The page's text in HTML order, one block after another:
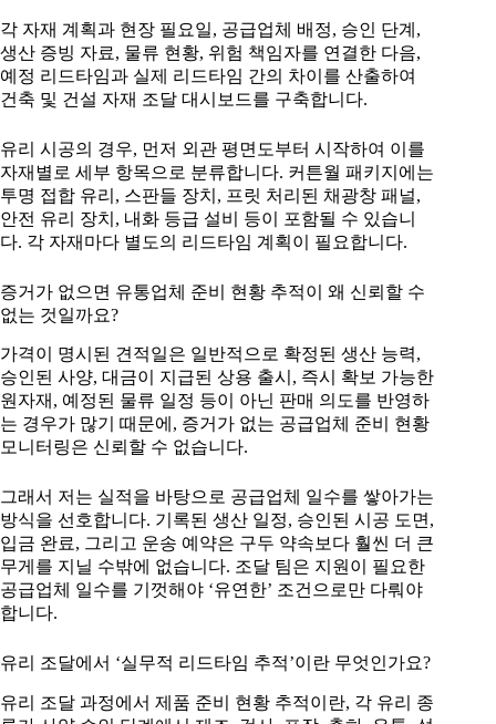
각 자재 계획과 현장 필요일, 공급업체 배정, 승인 단계,
생산 증빙 자료, 물류 현황, 위험 책임자를 연결한 다음,
예정 리드타임과 실제 리드타임 간의 차이를 산출하여
건축 및 건설 자재 조달 대시보드를 구축합니다.
유리 시공의 경우, 먼저 외관 평면도부터 시작하여 이를
자재별로 세부 항목으로 분류합니다. 커튼월 패키지에는
투명 접합 유리, 스판들 장치, 프릿 처리된 채광창 패널,
안전 유리 장치, 내화 등급 설비 등이 포함될 수 있습니
다. 각 자재마다 별도의 리드타임 계획이 필요합니다.
증거가 없으면 유통업체 준비 현황 추적이 왜 신뢰할 수
없는 것일까요?
가격이 명시된 견적일은 일반적으로 확정된 생산 능력,
승인된 사양, 대금이 지급된 상용 출시, 즉시 확보 가능한
원자재, 예정된 물류 일정 등이 아닌 판매 의도를 반영하
는 경우가 많기 때문에, 증거가 없는 공급업체 준비 현황
모니터링은 신뢰할 수 없습니다.
그래서 저는 실적을 바탕으로 공급업체 일수를 쌓아가는
방식을 선호합니다. 기록된 생산 일정, 승인된 시공 도면,
입금 완료, 그리고 운송 예약은 구두 약속보다 훨씬 더 큰
무게를 지닐 수밖에 없습니다. 조달 팀은 지원이 필요한
공급업체 일수를 기껏해야 ‘유연한’ 조건으로만 다뤄야
합니다.
유리 조달에서 ‘실무적 리드타임 추적’이란 무엇인가요?
유리 조달 과정에서 제품 준비 현황 추적이란, 각 유리 종